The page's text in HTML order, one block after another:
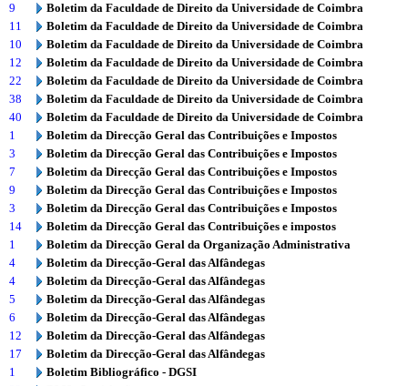
9
Boletim da Faculdade de Direito da Universidade de Coimbra
11
Boletim da Faculdade de Direito da Universidade de Coimbra
10
Boletim da Faculdade de Direito da Universidade de Coimbra
12
Boletim da Faculdade de Direito da Universidade de Coimbra
22
Boletim da Faculdade de Direito da Universidade de Coimbra
38
Boletim da Faculdade de Direito da Universidade de Coimbra
40
Boletim da Faculdade de Direito da Universidade de Coimbra
1
Boletim da Direcção Geral das Contribuições e Impostos
3
Boletim da Direcção Geral das Contribuições e Impostos
7
Boletim da Direcção Geral das Contribuições e Impostos
9
Boletim da Direcção Geral das Contribuições e Impostos
3
Boletim da Direcção Geral das Contribuições e Impostos
14
Boletim da Direcção Geral das Contribuições e impostos
1
Boletim da Direcção Geral da Organização Administrativa
4
Boletim da Direcção-Geral das Alfândegas
4
Boletim da Direcção-Geral das Alfândegas
5
Boletim da Direcção-Geral das Alfândegas
6
Boletim da Direcção-Geral das Alfândegas
12
Boletim da Direcção-Geral das Alfândegas
17
Boletim da Direcção-Geral das Alfândegas
1
Boletim Bibliográfico - DGSI